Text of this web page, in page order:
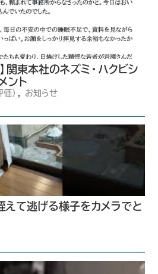
】関東本社のネズミ・ハクビシ
ント
）
お知らせ
えて逃げる様子をカメラでと